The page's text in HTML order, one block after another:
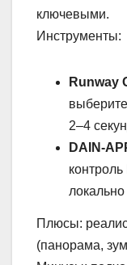
ключевыми.
Инструменты:
Runway
2–4
DAIN-
Плюсы:
(панорама,